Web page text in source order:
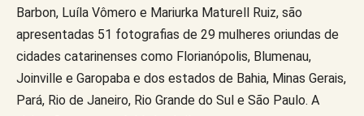
Barbon, Luíla Vômero e Mariurka Maturell Ruiz, são
apresentadas 51 fotografias de 29 mulheres oriundas de
cidades catarinenses como Florianópolis, Blumenau,
Joinville e Garopaba e dos estados de Bahia, Minas Gerais,
Pará, Rio de Janeiro, Rio Grande do Sul e São Paulo. A